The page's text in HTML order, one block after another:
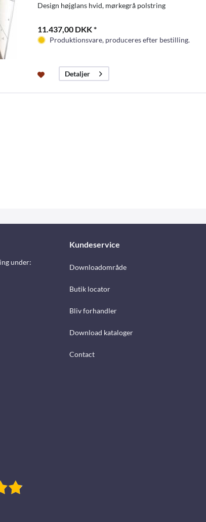
Design højglans hvid, mørkegrå polstring
11.437,00 DKK *
Produktionsvare, produceres efter bestilling.
Detaljer
under:
Kundeservice
Downloadområde
Butik locator
Bliv forhandler
Download kataloger
Contact